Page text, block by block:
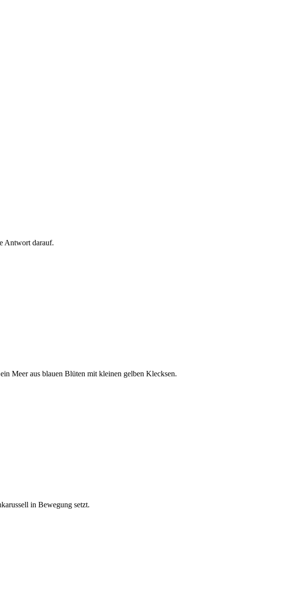
Antwort darauf.
Meer aus blauen Blüten mit kleinen gelben Klecksen.
in Bewegung setzt.